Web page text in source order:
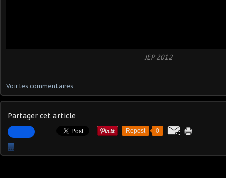
JEP 2012
Voir les commentaires
Partager cet article
Repost 0
…